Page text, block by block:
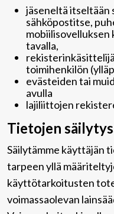
jäseneltä itseltään
sähköpostitse,
mobiilisovelluksen
tavalla,
toimihenkilön
evästeiden tai
avulla
lajiliittojen
Tietojen
Säilytämme käyttäjän
tarpeen yllä
käyttötarkoitusten
voimassaolevan